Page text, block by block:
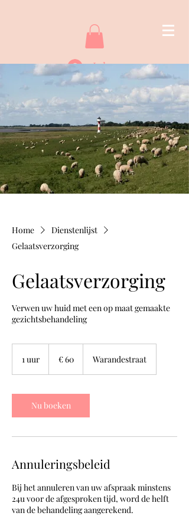
Inloggen
Home
Dienstenlijst
Gelaatsverzorging
Gelaatsverzorging
Verwen uw huid met een op maat gemaakte
gezichtsbehandeling
1 uur € 60 Warandestraat
Nu boeken
Annuleringsbeleid
Bij het annuleren van uw afspraak minstens
24u voor de afgesproken tijd, word de helft
van de behandeling aangerekend.